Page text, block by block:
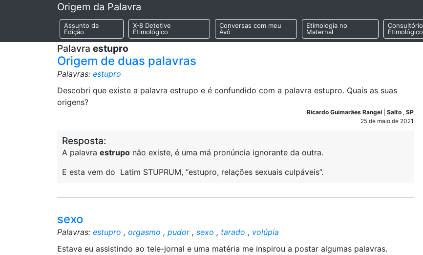
Origem da Palavra
Assunto da
Edição
X-8 Detetive
Etimológico
Conversas com meu
Avô
Etimologia no
Maternal
Consultório
Etimológico
Palavra estupro
Origem de duas palavras
Palavras: estupro
Descobri que existe a palavra estrupo e é confundido com a palavra estupro. Quais as suas
origens?
Ricardo Guimarães Rangel Salto , SP
25 de maio de 2021
Resposta:
A palavra estrupo não existe, é uma má pronúncia ignorante da outra.
E esta vem do Latim STUPRUM, “estupro, relações sexuais culpáveis”.
sexo
Palavras: estupro , orgasmo , pudor, sexo , tarado , volúpia
Estava eu assistindo ao tele-jornal e uma matéria me inspirou a postar algumas palavras.